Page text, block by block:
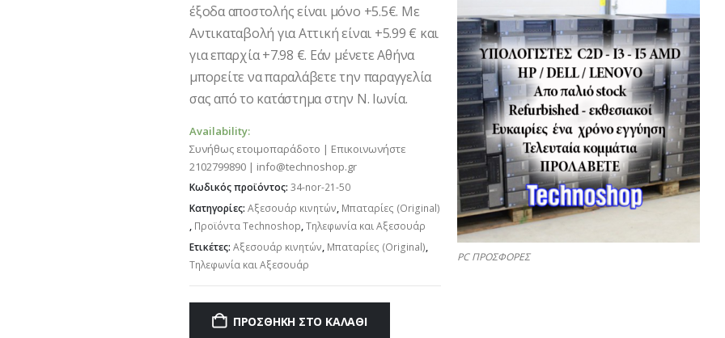
έξοδα αποστολής είναι μόνο +5.5€. Με
Αντικαταβολή για Αττική είναι +5.99 € και
για επαρχία +7.98 €. Εάν μένετε Αθήνα
μπορείτε να παραλάβετε την παραγγελία
σας από το κατάστημα στην Ν. Ιωνία.
Availability:
Συνήθως ετοιμοπαράδοτο | Επικοινωνήστε
2102799890 | info@technoshop.gr
Κωδικός προϊόντος: 34-nor-21-50
Κατηγορίες: Αξεσουάρ κινητών, Μπαταρίες (Original)
, Προϊόντα Technoshop,Τηλεφωνία και Αξεσουάρ
Ετικέτες: Αξεσουάρ κινητών, Μπαταρίες (Original),
Τηλεφωνία και Αξεσουάρ
ΠΡΟΣΘΉΚΗ ΣΤΟ ΚΑΛΆΘΙ
PC ΠΡΟΣΦΟΡΕΣ